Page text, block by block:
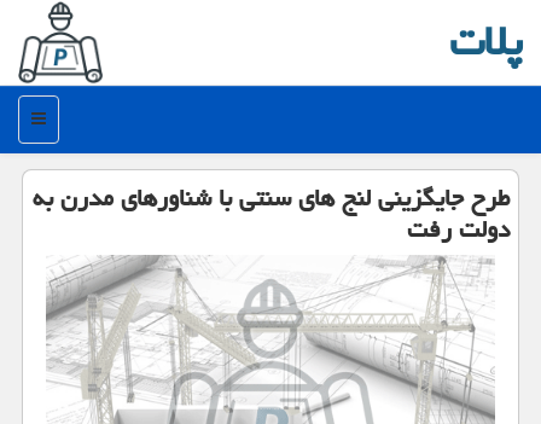
پلات
منو
طرح جایگزینی لنج های سنتی با شناورهای مدرن به
دولت رفت